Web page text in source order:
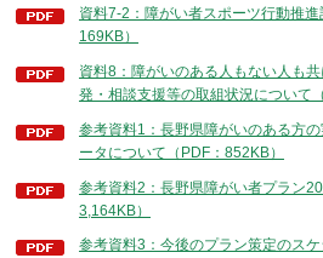
資料7-2：障がい者スポーツ行動推
169KB）
資料8：障がいのある人もない人も
発・相談支援等の取組状況について
参考資料1：長野県障がいのある方
ータについて（PDF：852KB）
参考資料2：長野県障がい者プラン
3,164KB）
参考資料3：今後のプラン策定のス